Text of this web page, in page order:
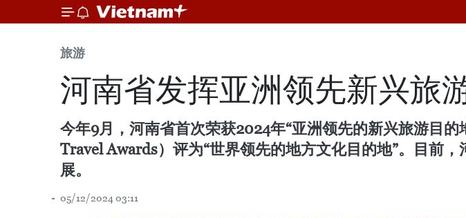
旅游
河南省发挥亚洲领先新兴旅
今年9月，河南省首次荣获2024年“亚洲领先的新兴旅游目
Travel Awards）评为“世界领先的地方文化目的地”。目前
展。
05/12/2024 03:11